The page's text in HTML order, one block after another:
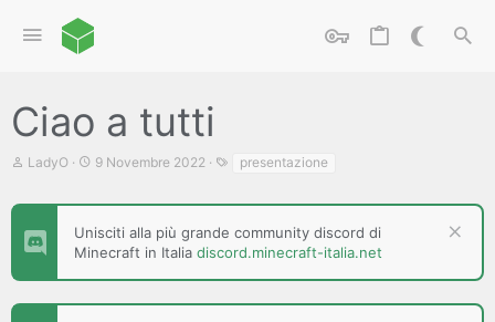
Ciao a tutti
C
t
o
e
D
LadyO
D
d
i
n
i
9 Novembre 2022 presentazione
Unisciti alla più grande community discord di
Minecraft in Italia discord.minecraft-italia.net